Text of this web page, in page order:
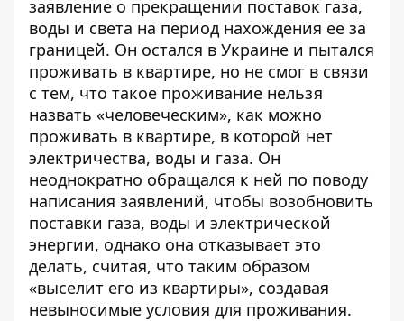
заявление о прекращении поставок газа,
воды и света на период нахождения ее за
границей. Он остался в Украине и пытался
проживать в квартире, но не смог в связи
с тем, что такое проживание нельзя
назвать «человеческим», как можно
проживать в квартире, в которой нет
электричества, воды и газа. Он
неоднократно обращался к ней по поводу
написания заявлений, чтобы возобновить
поставки газа, воды и электрической
энергии, однако она отказывает это
делать, считая, что таким образом
«выселит его из квартиры», создавая
невыносимые условия для проживания.